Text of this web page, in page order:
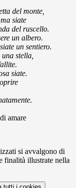
del monte,
siate
del ruscello.
un albero.
un sentiero.
stella,
siate.
amare
si avvalgono di
finalità illustrate nella